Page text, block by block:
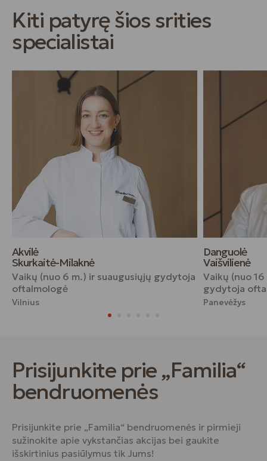
Kiti patyrę šios srities
specialistai
Akvilė
Skurkaitė-Milaknė
Vaikų (nuo 6 m.) ir suaugusiųjų gydytoja
oftalmologė
Vilnius
Danguolė
Vaišvilienė
Vaikų (nuo
gydytoja
Panevėžys
Prisijunkite prie „Familia“
bendruomenės
Prisijunkite prie „Familia“ bendruomenės ir pirmieji
sužinokite apie vykstančias akcijas bei gaukite
išskirtinius pasiūlymus tik Jums!